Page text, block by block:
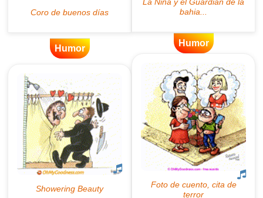
Humor
Humor